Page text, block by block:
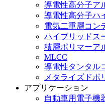
導電性高分子ア
導電性高分子ハ
電気二重層コン
ハイブリッドス
積層ポリマーア
MLCC
導電性タンタル
メタライズドポ
アプリケーション
自動車用電子機